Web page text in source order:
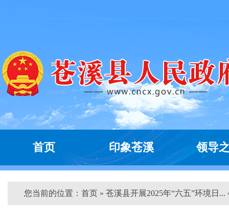
首页 印象苍溪 领导
您当前的位置： 首页 » 苍溪县开展2025年“六五”环境日...